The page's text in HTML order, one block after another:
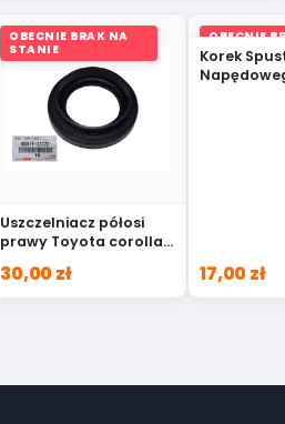
OBECNIE BRAK NA
STANIE
Uszczelniacz półosi
prawy Toyota corolla
34023
30,00 zł
OBECNIE
STANIE
Korek
17,00 zł